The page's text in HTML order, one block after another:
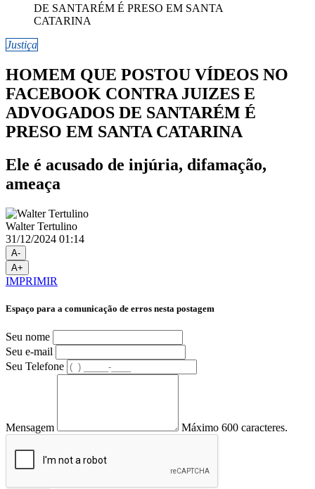
Justiça
HOMEM QUE POSTOU VÍDEOS NO
FACEBOOK CONTRA JUIZES E
ADVOGADOS DE SANTARÉM É
PRESO EM SANTA CATARINA
Ele é acusado de injúria, difamação,
ameaça
Walter Tertulino
31/12/2024 01:14
A-
A+
IMPRIMIR
Espaço para a comunicação de erros nesta postagem
Seu nome
Seu e-mail
Seu Telefone
Mensagem Máximo 600 caracteres.